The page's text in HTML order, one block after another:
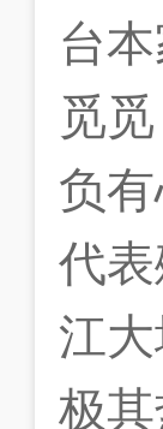
台
觅
负
代
江
极